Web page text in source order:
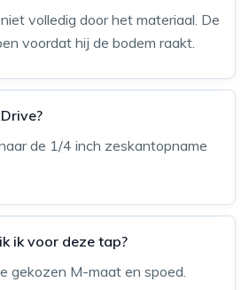
volledig door het materiaal. De
voordat hij de bodem raakt.
de 1/4 inch zeskantopname
ik voor deze tap?
gekozen M-maat en spoed.